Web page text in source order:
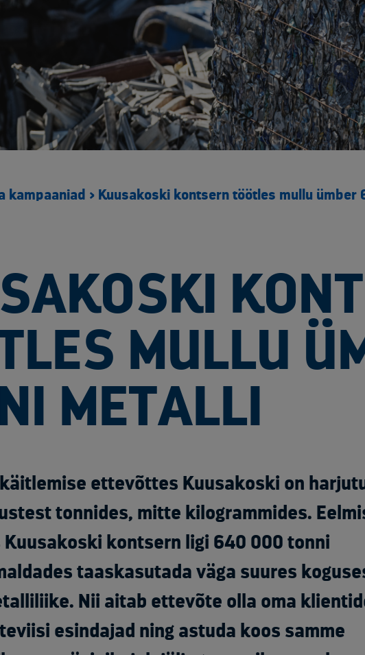
kampaaniad > Kuusakoski kontsern töötles mullu ümber
MULLU
METALLI
ettevõttes Kuusakoski on
tonnides, mitte kilogrammides.
kontsern ligi 640 000 tonni
taaskasutada väga suures
Nii aitab ettevõte olla oma
esindajad ning astuda koos samme